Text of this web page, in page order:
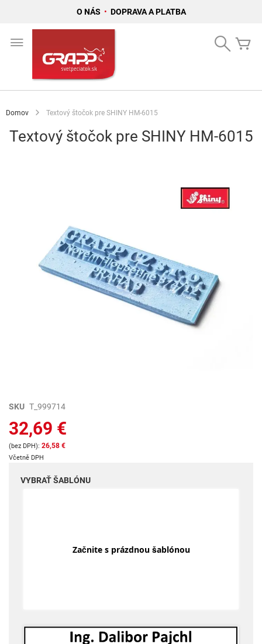
O NÁS • DOPRAVA A PLATBA
Search
Domov Textový štočok pre SHINY HM-6015
Textový štočok pre SHINY HM-6015
Preskočiť
začiatok
galérie
obrázkov
SKU T_999714
32,69 €
26,58 €
Včetně DPH
VYBRAŤ ŠABLÓNU
Začnite s prázdnou šablónou